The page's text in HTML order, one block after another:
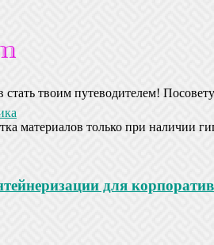
твоим путеводителем!
материалов только при наличии
для